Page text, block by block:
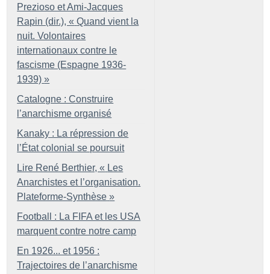
Prezioso et Ami-Jacques
Rapin (dir.), « Quand vient la
nuit. Volontaires
internationaux contre le
fascisme (Espagne 1936-
1939) »
Catalogne : Construire
l’anarchisme organisé
Kanaky : La répression de
l’État colonial se poursuit
Lire René Berthier, « Les
Anarchistes et l’organisation.
Plateforme-Synthèse »
Football : La FIFA et les USA
marquent contre notre camp
En 1926... et 1956 :
Trajectoires de l’anarchisme